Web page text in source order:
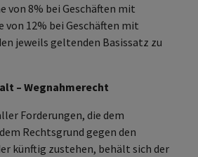
von 8% bei Geschäften mit
von 12% bei Geschäften mit
jeweils geltenden Basissatz zu
– Wegnahmerecht
Forderungen, die dem
Rechtsgrund gegen den
künftig zustehen, behält sich der